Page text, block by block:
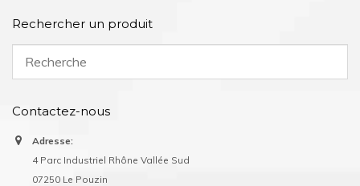
Rechercher un produit
Contactez-nous
Adresse:
4 Parc Industriel Rhône Vallée Sud
07250 Le Pouzin